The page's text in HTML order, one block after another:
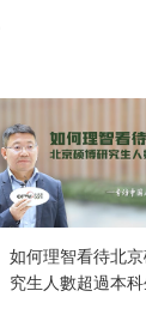
如何理智看待北
究生人數超過本科